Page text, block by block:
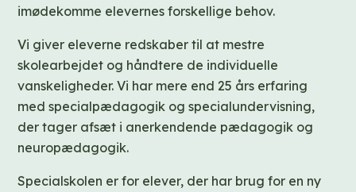
imødekomme elevernes forskellige behov.
Vi giver eleverne redskaber til at mestre
skolearbejdet og håndtere de individuelle
vanskeligheder. Vi har mere end 25 års erfaring
med specialpædagogik og specialundervisning,
der tager afsæt i anerkendende pædagogik og
neuropædagogik.
Specialskolen er for elever, der har brug for en ny